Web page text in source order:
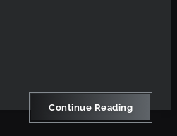
Continue Reading